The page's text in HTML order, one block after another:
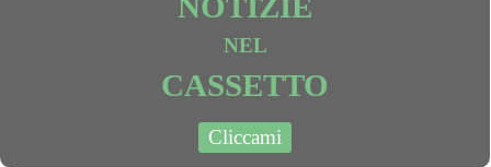
NEL
CASSETTO
Cliccami